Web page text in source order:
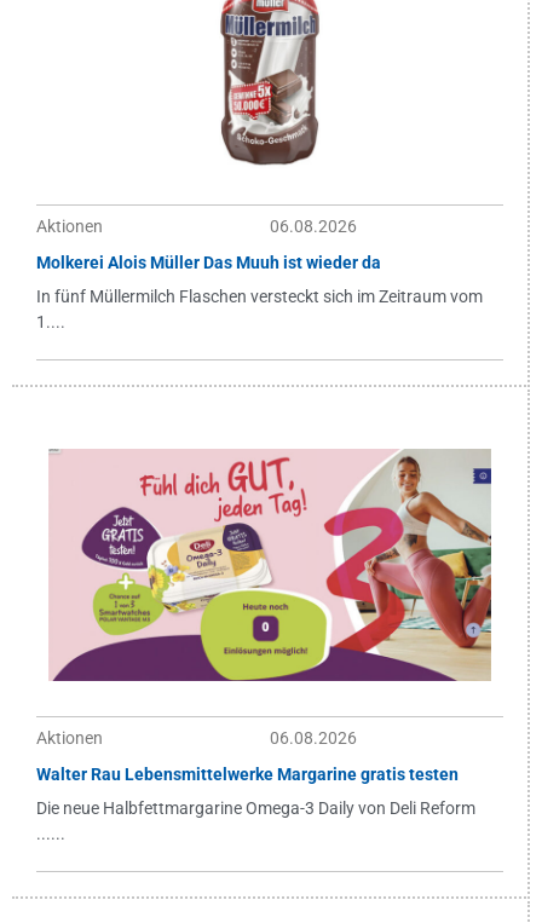
Aktionen
06.08.2026
Molkerei Alois Müller Das Muuh ist wieder da
In fünf Müllermilch Flaschen versteckt sich im Zeitraum vom
1....
Aktionen
06.08.2026
Walter Rau Lebensmittelwerke Margarine gratis testen
Die neue Halbfettmargarine Omega-3 Daily von Deli Reform
......